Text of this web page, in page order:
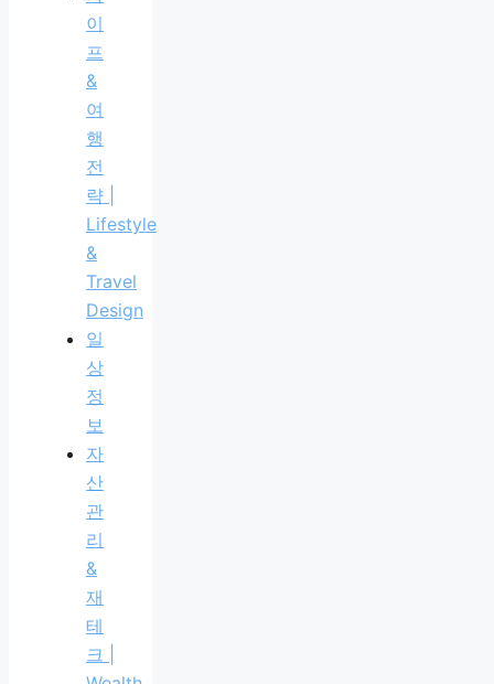
이
프
&
여
행
전
략 |
Lifestyle
&
Travel
Design
일
상
정
보
자
산
관
리
&
재
테
크 |